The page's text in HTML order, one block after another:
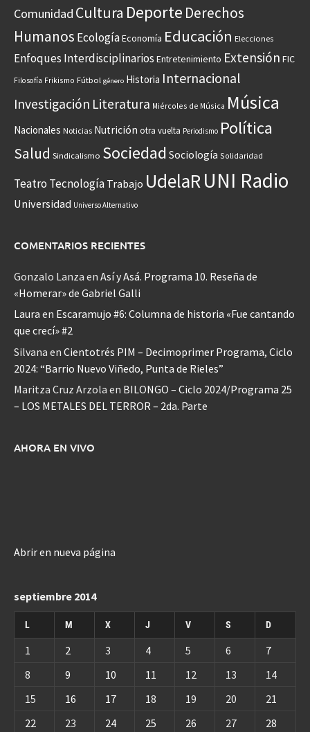
Comunidad Cultura Deporte Derechos
Humanos EcologíaEconomía Educación Elecciones
Enfoques Interdisciplinarios Entretenimiento Extensión FIC
Filosofía Frikismo Fútbol género Historia Internacional
Investigación Literatura Miércoles de Música Música
Nacionales Noticias Nutrición otra vuelta Periodismo Política
Salud Sindicalismo Sociedad Sociología Solidaridad
Teatro Tecnología Trabajo UdelaRUNI Radio
Universidad Universo Alternativo
COMENTARIOS RECIENTES
Gonzalo Lanza en Así y Asá. Programa 10. Reseña de
«Homerar» de Gabriel Galli
Laura en Escaramujo #6: Columna de historia «Fue cantando
que crecí» #2
Silvana en Cientotrés PIM – Decimoprimer Programa, Ciclo
2024: “Barrio Nuevo Viñedo, Punta de Rieles”
Maritza Cruz Arzola en BILONGO – Ciclo 2024/Programa 25
– LOS METALES DEL TERROR – 2da. Parte
AHORA EN VIVO
Abrir en nueva página
septiembre 2014
L M X J V S D
1 2 3 4 5 6
7
8
9 10 11 12 13
14
15
16 17 18 19 20
21
22
23 24 25 26 27 28